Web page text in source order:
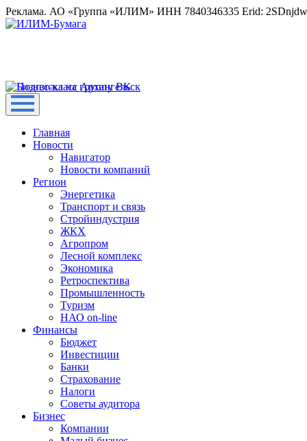
Реклама. АО «Группа «ИЛИМ» ИНН 7840346335 Erid:
Главная
Новости
Навигатор
Новости компаний
Регион
Энергетика
Транспорт и связь
Стройиндустрия
ЖКХ
Агропром
Лесной комплекс
Экономика
Ретроспектива
Промышленность
Туризм
НАО on-line
Финансы
Бюджет
Инвестиции
Банки
Страхование
Налоги
Советы аудитора
Бизнес
Компании